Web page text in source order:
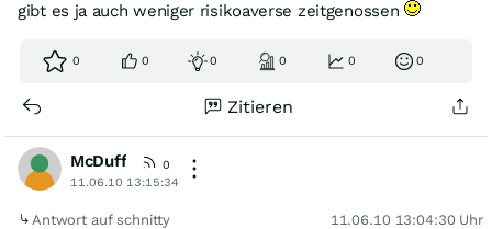
gibt es ja auch weniger risikoaverse zeitgenossen
0 0 0 0 0 0
Zitieren
McDuff
0
11.06.10 13:15:34
Antwort auf schnitty 11.06.10 13:04:30 Uhr